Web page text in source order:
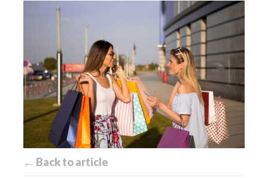
← Back to article